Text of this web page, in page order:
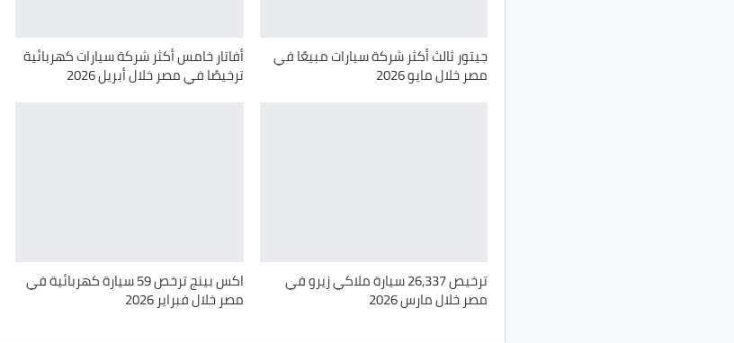
جيتور ثالث أكثر شركة سيارات مبيعًا في
مصر خلال مايو 2026
أفاتار خامس أكثر شركة سيارات كهربائية
ترخيصًا في مصر خلال أبريل 2026
ترخيص 26,337 سيارة ملاكي زيرو في
مصر خلال مارس 2026
اكس بينج ترخص 59 سيارة كهربائية في
مصر خلال فبراير 2026